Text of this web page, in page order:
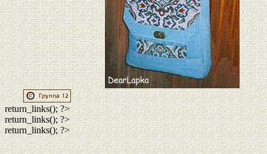
return_links(); ?>
return_links(); ?>
return_links(); ?>